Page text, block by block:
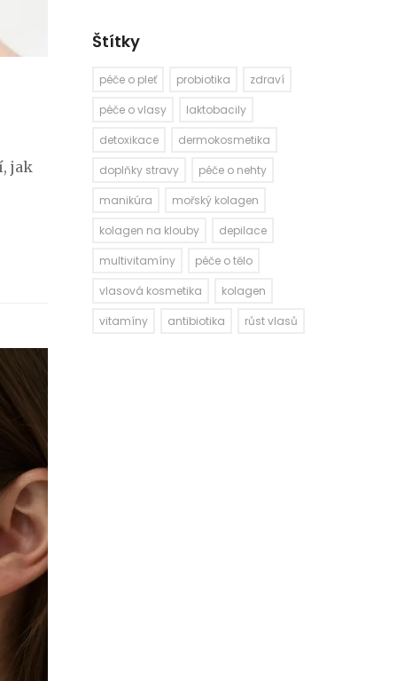
jak
Štítky
péče o pleť probiotika
zdraví
péče o vlasy
laktobacily
detoxikace
dermokosmetika
doplňky stravy
péče o nehty
manikúra
mořský kolagen
kolagen na klouby
depilace
multivitamíny
péče o tělo
vlasová kosmetika
kolagen
vitamíny
antibiotika růst vlasů